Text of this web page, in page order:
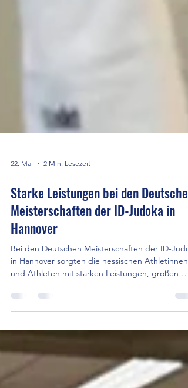
22. Mai 2 Min. Lesezeit
Starke Leistungen bei den Deutschen
Meisterschaften der ID-Judoka in
Hannover
Bei den Deutschen Meisterschaften der ID-
Emotionen und jeder Menge Kampfgeist für
Landesverband Hessen gingen insgesamt acht
Judoka aus vier Vereinen an den Start: von der
Egelsbach e.V., dem BC Mühlheim e.V., dem JC